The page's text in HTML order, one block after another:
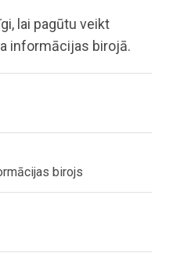
lai pagūtu veikt
informācijas birojā.
birojs